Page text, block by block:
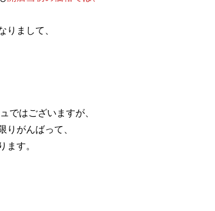
りまして、
ではございますが、
りがんばって、
ます。